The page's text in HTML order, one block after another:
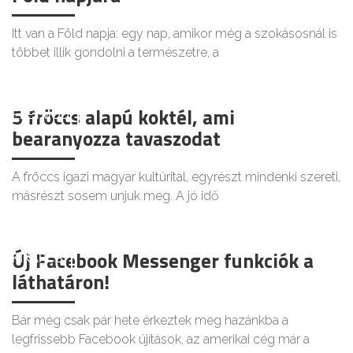
Itt van a Föld napja: egy nap, amikor még a szokásosnál is
többet illik gondolni a természetre, a
ÉLETMÓD
5 fröccs alapú koktél, ami
bearanyozza tavaszodat
A fröccs igazi magyar kultúrital, egyrészt mindenki szereti,
másrészt sosem unjuk meg. A jó idő
KIKAPCS
Új Facebook Messenger funkciók a
láthatáron!
Bár még csak pár hete érkeztek meg hazánkba a
legfrissebb Facebook újítások, az amerikai cég már a